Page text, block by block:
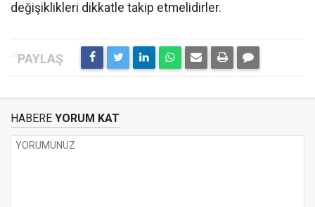
değişiklikleri dikkatle takip etmelidirler.
HABERE YORUM KAT